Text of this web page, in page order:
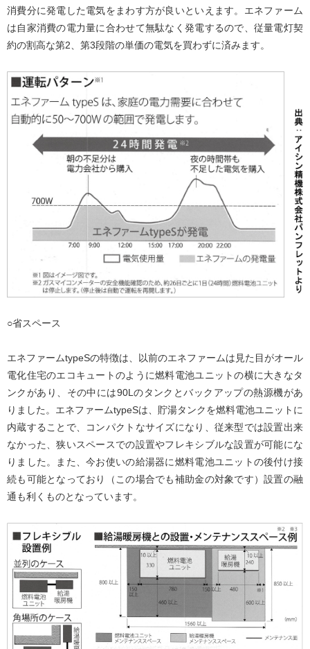
消費分に発電した電気をまわす方が良いといえます。エネファーム
は自家消費の電力量に合わせて無駄なく発電するので、従量電灯契
約の割高な第2、第3段階の単価の電気を買わずに済みます。
○省スペース
エネファームtypeSの特徴は、以前のエネファームは見た目がオール
電化住宅のエコキュートのように燃料電池ユニットの横に大きなタ
ンクがあり、その中には90Lのタンクとバックアップの熱源機があ
りました。エネファームtypeSは、貯湯タンクを燃料電池ユニットに
内蔵することで、コンパクトなサイズになり、従来型では設置出来
なかった、狭いスペースでの設置やフレキシブルな設置が可能にな
りました。また、今お使いの給湯器に燃料電池ユニットの後付け接
続も可能となっており（この場合でも補助金の対象です）設置の融
通も利くものとなっています。